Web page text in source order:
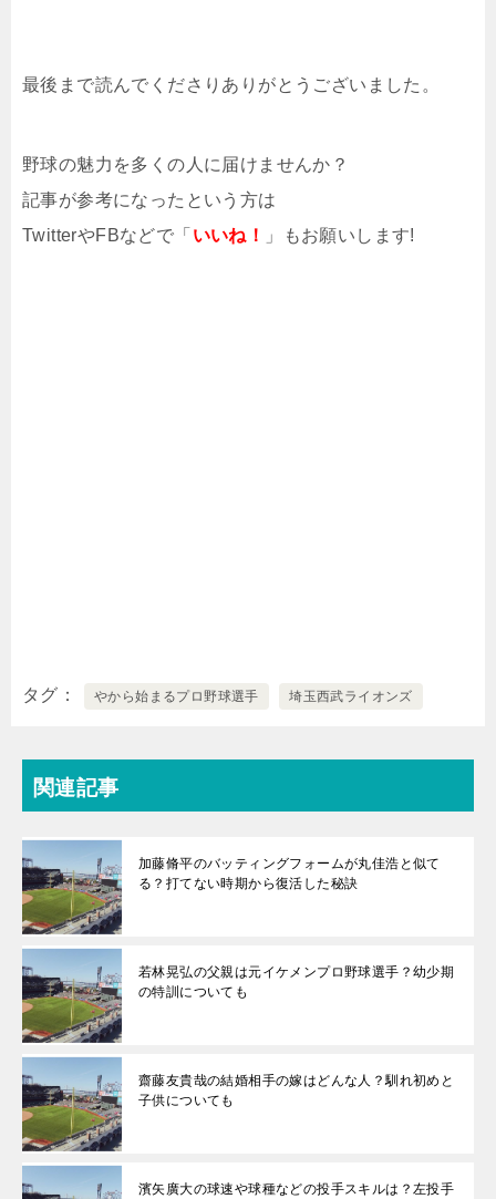
最後まで読んでくださりありがとうございました。
野球の魅力を多くの人に届けませんか？
記事が参考になったという方は
TwitterやFBなどで「 いいね！ 」もお願いします!
タグ やから始まるプロ野球選手 埼玉西武ライオンズ
関連記事
加藤脩平のバッティングフォームが丸佳浩と似て
る？打てない時期から復活した秘訣
若林晃弘の父親は元イケメンプロ野球選手？幼少期
の特訓についても
齋藤友貴哉の結婚相手の嫁はどんな人？馴れ初めと
子供についても
濱矢廣大の球速や球種などの投手スキルは？左投手